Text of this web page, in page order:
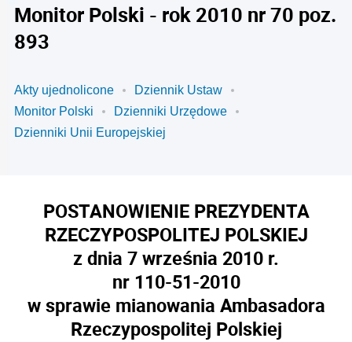
Monitor Polski - rok 2010 nr 70 poz.
893
Akty ujednolicone
Dziennik Ustaw
Monitor Polski
Dzienniki Urzędowe
Dzienniki Unii Europejskiej
POSTANOWIENIE PREZYDENTA
RZECZYPOSPOLITEJ POLSKIEJ
z dnia 7 września 2010 r.
nr 110-51-2010
w sprawie mianowania Ambasadora
Rzeczypospolitej Polskiej